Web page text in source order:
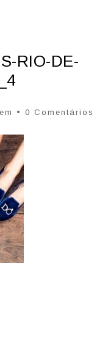
RIO-DE-
• 0 Comentários